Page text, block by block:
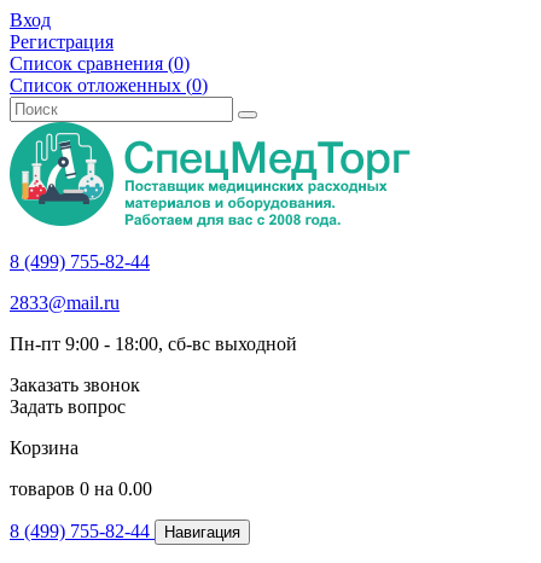
Вход
Регистрация
Список сравнения (0)
Список отложенных (0)
8 (499) 755-82-44
2833@mail.ru
Пн-пт 9:00 - 18:00, сб-вс выходной
Заказать звонок
Задать вопрос
Корзина
товаров 0 на 0.00
8 (499) 755-82-44 Навигация